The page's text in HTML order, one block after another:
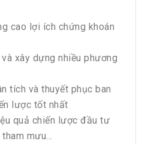
cao lợi ích chứng khoán
xây dựng nhiều phương
tích và thuyết phục ban
lược tốt nhất
quả chiến lược đầu tư
mưu…